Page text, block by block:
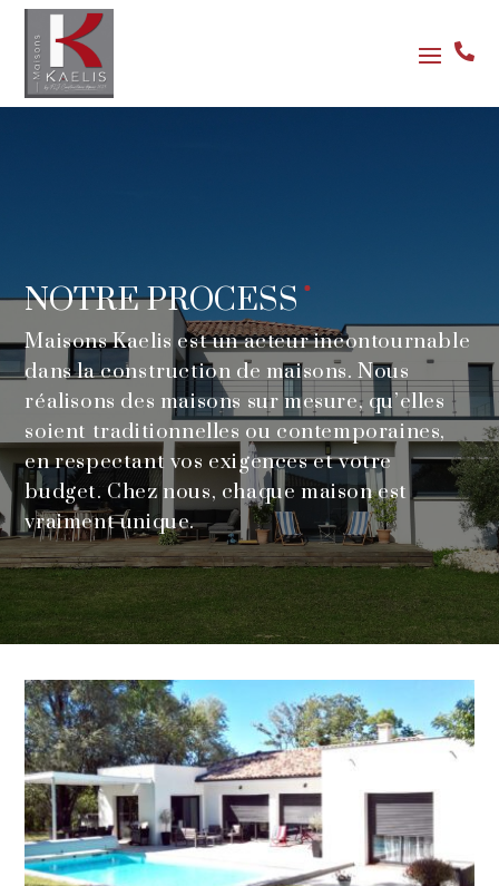

NOTREPROCESS
Maisons Kaelis est un acteur incontournable
dans la construction de maisons. Nous
réalisons des maisons sur mesure, qu’elles
soient traditionnelles ou contemporaines,
en respectant vos exigences et votre
budget. Chez nous, chaque maison est
vraiment unique.